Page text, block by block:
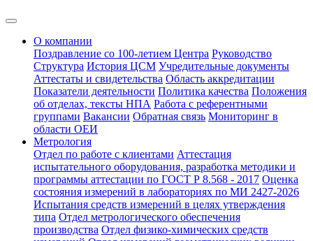
О компании
Поздравление со 100-летием Центра Руководство
Структура История ЦСМ Учредительные документы
Аттестаты и свидетельства Область аккредитации
Показатели деятельности Политика качества Положения
об отделах, тексты НПА Работа с референтными
группами Вакансии Обратная связь Мониторинг в
области ОЕИ
Метрология
Отдел по работе с клиентами Аттестация
испытательного оборудования, разработка методики и
программы аттестации по ГОСТ Р 8.568 - 2017 Оценка
состояния измерений в лабораториях по МИ 2427-2026
Испытания средств измерений в целях утверждения
типа Отдел метрологического обеспечения
производства Отдел физико-химических средств